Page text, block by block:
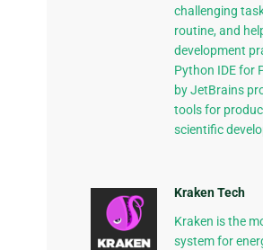
challenging
routine, and
development
Python IDE for
by JetBrains
tools for
scientific
Kraken Tech
Kraken is the
system for